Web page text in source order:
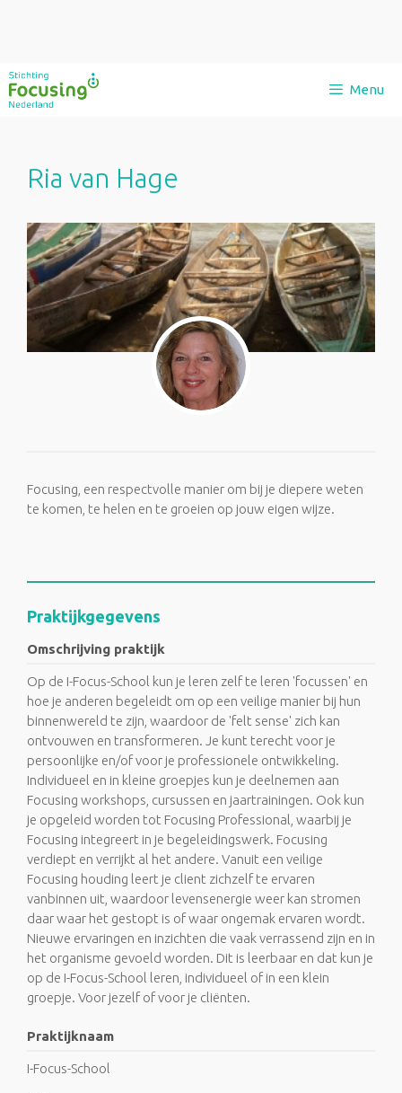
Ga
naar
Menu
Ria van Hage
Focusing, een respectvolle manier om bij je diepere weten
te komen, te helen en te groeien op jouw eigen wijze.
Praktijkgegevens
Omschrijving praktijk
Op de I-Focus-School kun je leren zelf te leren 'focussen' en
hoe je anderen begeleidt om op een veilige manier bij hun
binnenwereld te zijn, waardoor de 'felt sense' zich kan
ontvouwen en transformeren. Je kunt terecht voor je
persoonlijke en/of voor je professionele ontwikkeling.
Individueel en in kleine groepjes kun je deelnemen aan
Focusing workshops, cursussen en jaartrainingen. Ook kun
je opgeleid worden tot Focusing Professional, waarbij je
Focusing integreert in je begeleidingswerk. Focusing
verdiept en verrijkt al het andere. Vanuit een veilige
Focusing houding leert je client zichzelf te ervaren
vanbinnen uit, waardoor levensenergie weer kan stromen
daar waar het gestopt is of waar ongemak ervaren wordt.
Nieuwe ervaringen en inzichten die vaak verrassend zijn en in
het organisme gevoeld worden. Dit is leerbaar en dat kun je
op de I-Focus-School leren, individueel of in een klein
groepje. Voor jezelf of voor je cliënten.
Praktijknaam
I-Focus-School